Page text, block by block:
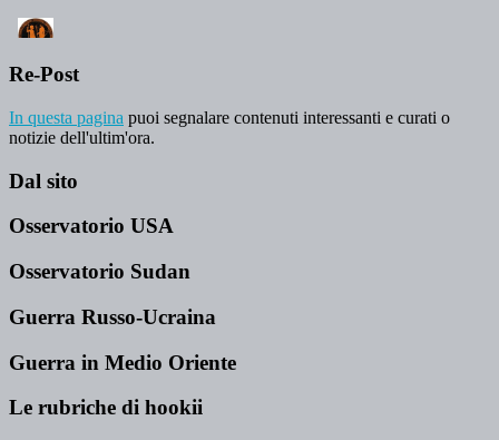
Re-Post
In questa pagina puoi segnalare contenuti interessanti e curati o
notizie dell'ultim'ora.
Dal sito
Osservatorio USA
Osservatorio Sudan
Guerra Russo-Ucraina
Guerra in Medio Oriente
Le rubriche di hookii